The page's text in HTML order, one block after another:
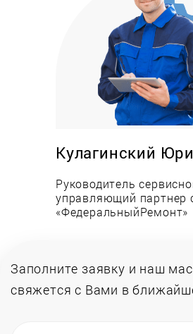
который просто заменяют в
неисправности. При
устройства может
давления, которое может
нарушение работы осушителя.
Ремонт осушителей сжатого
рефрижераторного типа
поскольку устройство не
нагрузкам.
Причины поломки
осушителя:
посредством обнаружения
заделки и заправки нового
Кулагинский
Руководитель
управляющий партнер
«ФедеральныйРемонт»
Заполните заявку и наш
свяжется с Вами в